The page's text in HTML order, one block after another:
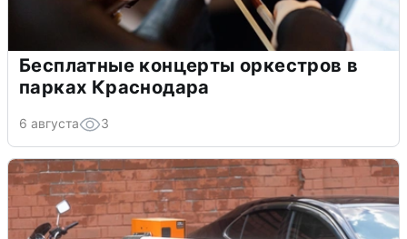
Бесплатные концерты оркестров в
парках Краснодара
6 августа 3